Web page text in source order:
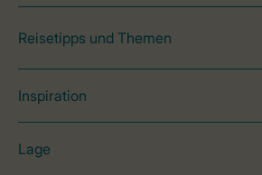
Reisetipps und Themen
Inspiration
Lage